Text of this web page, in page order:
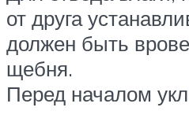
от друга
должен быть
щебня.
Перед началом